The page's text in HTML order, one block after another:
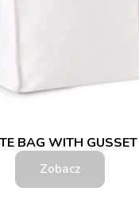
BAG WITH GUSSET
Zobacz